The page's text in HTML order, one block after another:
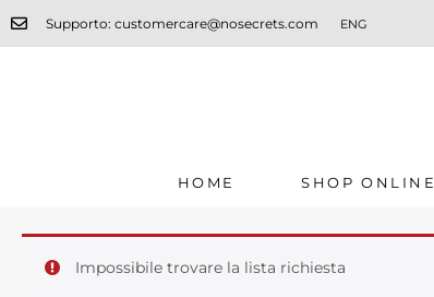
Supporto: customercare@nosecrets.com ENG
HOME SHOP ONLINE
Impossibile trovare la lista richiesta